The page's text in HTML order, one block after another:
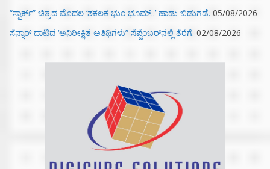
“ಸ್ಪಾರ್ಕ್” ಚಿತ್ರದ ಮೊದಲ‌ ‘ಶಕಲಕ ಭುಂ‌ ಭೂಮ್..’ ಹಾಡು ಬಿಡುಗಡೆ. 05/08/2026
ಸೆನ್ಸಾರ್ ದಾಟಿದ ‘ಅನಿರೀಕ್ಷಿತ ಅತಿಥಿಗಳು” ಸೆಪ್ಟೆಂಬರ್‌ನಲ್ಲಿ ತೆರೆಗೆ. 02/08/2026